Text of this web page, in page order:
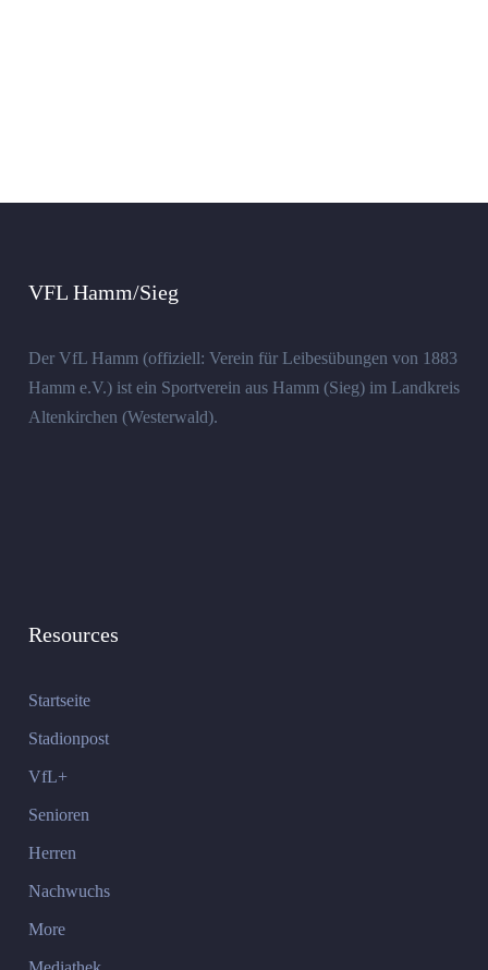
VFL Hamm/Sieg
Der VfL Hamm (offiziell: Verein für Leibesübungen von 1883
Hamm e.V.) ist ein Sportverein aus Hamm (Sieg) im Landkreis
Altenkirchen (Westerwald).
Resources
Startseite
Stadionpost
VfL+
Senioren
Herren
Nachwuchs
More